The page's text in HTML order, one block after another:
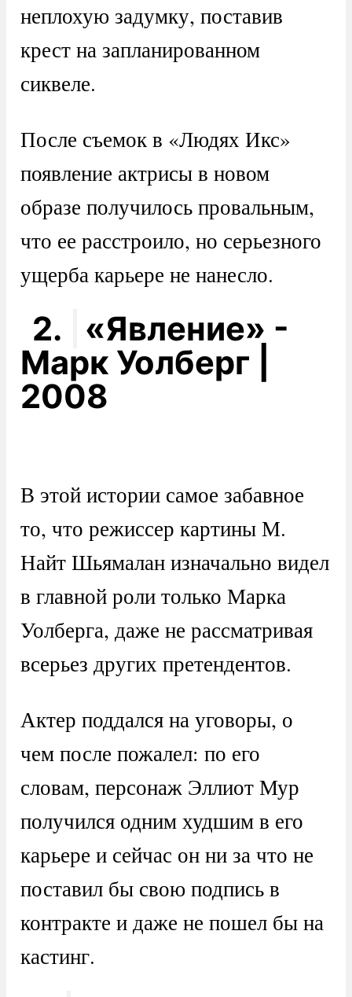
неплохую задумку, поставив
крест на запланированном
сиквеле.
После съемок в «Людях Икс»
появление актрисы в новом
образе получилось провальным,
что ее расстроило, но серьезного
ущерба карьере не нанесло.
2.
«Явление» -
Марк Уолберг |
2008
В этой истории самое забавное
то, что режиссер картины М.
Найт Шьямалан изначально видел
в главной роли только Марка
Уолберга, даже не рассматривая
всерьез других претендентов.
Актер поддался на уговоры, о
чем после пожалел: по его
словам, персонаж Эллиот Мур
получился одним худшим в его
карьере и сейчас он ни за что не
поставил бы свою подпись в
контракте и даже не пошел бы на
кастинг.